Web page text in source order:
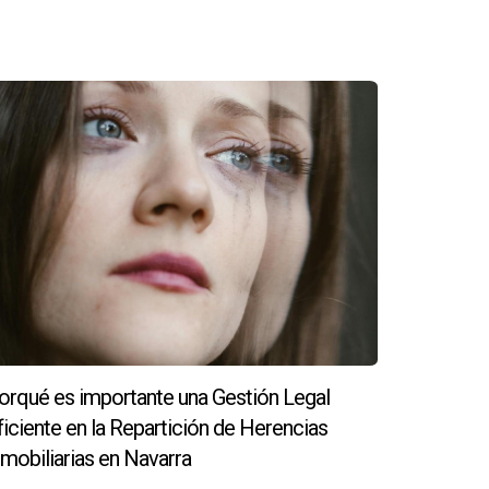
allá de esto, ser consciente de tu impacto
que comparte tus valores.
de CO2.
es importante una Gestión Legal
en la Repartición de Herencias
en Navarra